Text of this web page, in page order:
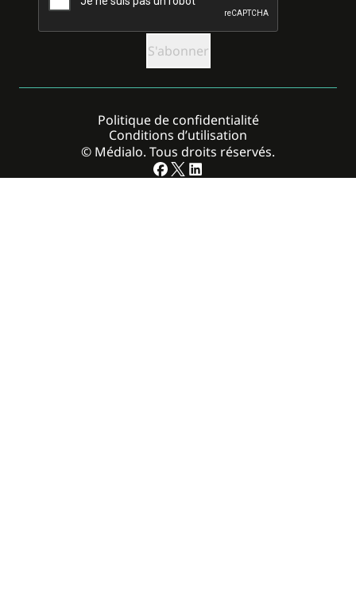
© Médialo. Tous droits réservés.
Politique de confidentialité
Conditions d’utilisation